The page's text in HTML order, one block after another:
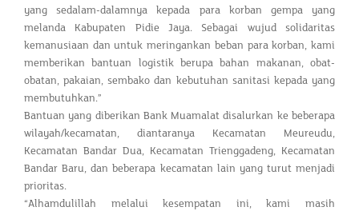
yang sedalam-dalamnya kepada para korban gempa yang
melanda Kabupaten Pidie Jaya. Sebagai wujud solidaritas
kemanusiaan dan untuk meringankan beban para korban, kami
memberikan bantuan logistik berupa bahan makanan, obat-
obatan, pakaian, sembako dan kebutuhan sanitasi kepada yang
membutuhkan.”
Bantuan yang diberikan Bank Muamalat disalurkan ke beberapa
wilayah/kecamatan, diantaranya Kecamatan Meureudu,
Kecamatan Bandar Dua, Kecamatan Trienggadeng, Kecamatan
Bandar Baru, dan beberapa kecamatan lain yang turut menjadi
prioritas.
“Alhamdulillah melalui kesempatan ini, kami masih